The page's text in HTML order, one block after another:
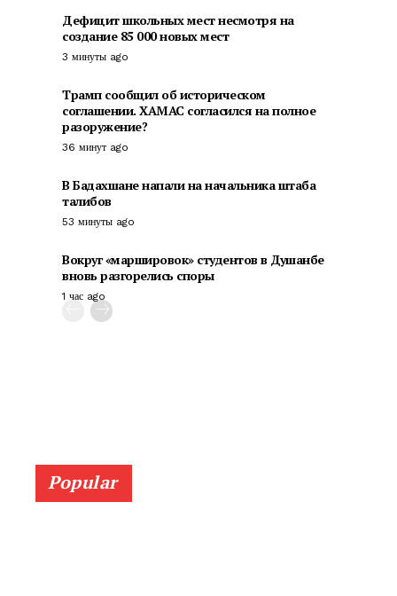
Дефицит школьных мест несмотря на
создание 85 000 новых мест
3 минуты ago
Трамп сообщил об историческом
соглашении. ХАМАС согласился на полное
разоружение?
36 минут ago
В Бадахшане напали на начальника штаба
талибов
53 минуты ago
Вокруг «маршировок» студентов в Душанбе
вновь разгорелись споры
1 час ago
Popular